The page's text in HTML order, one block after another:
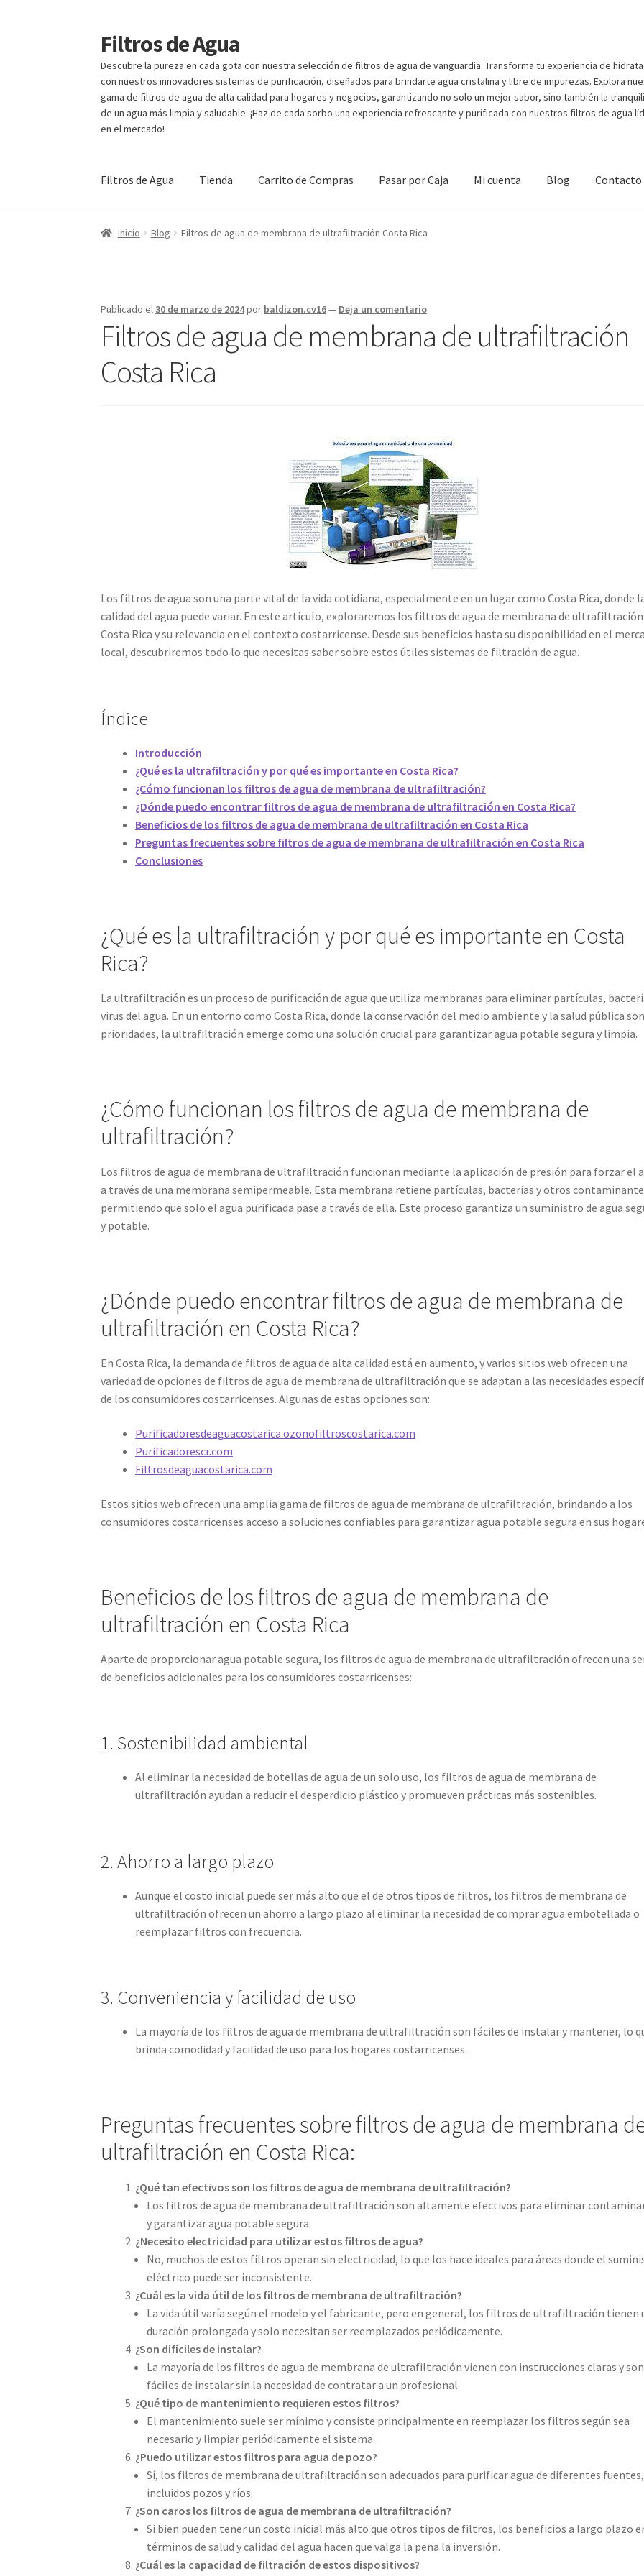
Ir
a
la
navegación
Ir
al
contenido
Filtros de Agua
Descubre la pureza en cada gota con nuestra selección de filtros de agua de vanguardia. Transforma tu experiencia de
con nuestros innovadores sistemas de purificación, diseñados para brindarte agua cristalina y libre de impurezas. Explora
gama de filtros de agua de alta calidad para hogares y negocios, garantizando no solo un mejor sabor, sino también la
de un agua más limpia y saludable. ¡Haz de cada sorbo una experiencia refrescante y purificada con nuestros filtros de agua
en el mercado!
Filtros de Agua Tienda Carrito de Compras Pasar por Caja Mi cuenta Blog Contacto
Inicio BlogCart Checkout Contacto My account Página de ejemplo
Inicio Blog Filtros de agua de membrana de ultrafiltración Costa Rica
Publicado el 30 de marzo de 2024por baldizon.cv16— Deja un comentario
Filtros de agua de membrana de ultrafiltración
Costa Rica
Los filtros de agua son una parte vital de la vida cotidiana, especialmente en un lugar como Costa Rica, donde
calidad del agua puede variar. En este artículo, exploraremos los filtros de agua de membrana de ultrafiltración
Costa Rica y su relevancia en el contexto costarricense. Desde sus beneficios hasta su disponibilidad en el
local, descubriremos todo lo que necesitas saber sobre estos útiles sistemas de filtración de agua.
Índice
Introducción
¿Qué es la ultrafiltración y por qué es importante en Costa Rica?
¿Cómo funcionan los filtros de agua de membrana de ultrafiltración?
¿Dónde puedo encontrar filtros de agua de membrana de ultrafiltración en Costa Rica?
Beneficios de los filtros de agua de membrana de ultrafiltración en Costa Rica
Preguntas frecuentes sobre filtros de agua de membrana de ultrafiltración en Costa Rica
Conclusiones
¿Qué es la ultrafiltración y por qué es importante en Costa
Rica?
La ultrafiltración es un proceso de purificación de agua que utiliza membranas para eliminar partículas,
virus del agua. En un entorno como Costa Rica, donde la conservación del medio ambiente y la salud pública
prioridades, la ultrafiltración emerge como una solución crucial para garantizar agua potable segura y limpia.
¿Cómo funcionan los filtros de agua de membrana de
ultrafiltración?
Los filtros de agua de membrana de ultrafiltración funcionan mediante la aplicación de presión para forzar el
a través de una membrana semipermeable. Esta membrana retiene partículas, bacterias y otros
permitiendo que solo el agua purificada pase a través de ella. Este proceso garantiza un suministro de agua
y potable.
¿Dónde puedo encontrar filtros de agua de membrana de
ultrafiltración en Costa Rica?
En Costa Rica, la demanda de filtros de agua de alta calidad está en aumento, y varios sitios web ofrecen una
variedad de opciones de filtros de agua de membrana de ultrafiltración que se adaptan a las necesidades
de los consumidores costarricenses. Algunas de estas opciones son:
Purificadoresdeaguacostarica.ozonofiltroscostarica.com
Purificadorescr.com
Filtrosdeaguacostarica.com
Estos sitios web ofrecen una amplia gama de filtros de agua de membrana de ultrafiltración, brindando a los
consumidores costarricenses acceso a soluciones confiables para garantizar agua potable segura en sus
Beneficios de los filtros de agua de membrana de
ultrafiltración en Costa Rica
Aparte de proporcionar agua potable segura, los filtros de agua de membrana de ultrafiltración ofrecen una
de beneficios adicionales para los consumidores costarricenses:
1. Sostenibilidad ambiental
Al eliminar la necesidad de botellas de agua de un solo uso, los filtros de agua de membrana de
ultrafiltración ayudan a reducir el desperdicio plástico y promueven prácticas más sostenibles.
2. Ahorro a largo plazo
Aunque el costo inicial puede ser más alto que el de otros tipos de filtros, los filtros de membrana de
ultrafiltración ofrecen un ahorro a largo plazo al eliminar la necesidad de comprar agua embotellada o
reemplazar filtros con frecuencia.
3. Conveniencia y facilidad de uso
La mayoría de los filtros de agua de membrana de ultrafiltración son fáciles de instalar y mantener, lo
brinda comodidad y facilidad de uso para los hogares costarricenses.
Preguntas frecuentes sobre filtros de agua de membrana
ultrafiltración en Costa Rica:
¿Qué tan efectivos son los filtros de agua de membrana de ultrafiltración?
Los filtros de agua de membrana de ultrafiltración son altamente efectivos para eliminar
y garantizar agua potable segura.
¿Necesito electricidad para utilizar estos filtros de agua?
No, muchos de estos filtros operan sin electricidad, lo que los hace ideales para áreas donde el
eléctrico puede ser inconsistente.
¿Cuál es la vida útil de los filtros de membrana de ultrafiltración?
La vida útil varía según el modelo y el fabricante, pero en general, los filtros de ultrafiltración tienen
duración prolongada y solo necesitan ser reemplazados periódicamente.
¿Son difíciles de instalar?
La mayoría de los filtros de agua de membrana de ultrafiltración vienen con instrucciones claras y son
fáciles de instalar sin la necesidad de contratar a un profesional.
¿Qué tipo de mantenimiento requieren estos filtros?
El mantenimiento suele ser mínimo y consiste principalmente en reemplazar los filtros según sea
necesario y limpiar periódicamente el sistema.
¿Puedo utilizar estos filtros para agua de pozo?
Sí, los filtros de membrana de ultrafiltración son adecuados para purificar agua de diferentes fuentes,
incluidos pozos y ríos.
¿Son caros los filtros de agua de membrana de ultrafiltración?
Si bien pueden tener un costo inicial más alto que otros tipos de filtros, los beneficios a largo plazo
términos de salud y calidad del agua hacen que valga la pena la inversión.
¿Cuál es la capacidad de filtración de estos dispositivos?